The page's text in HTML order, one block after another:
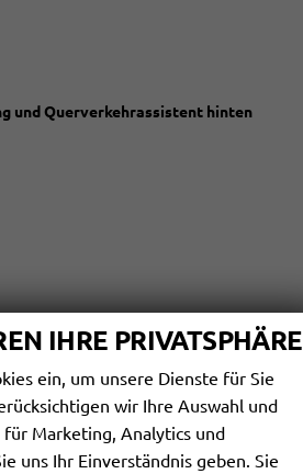
und Querverkehrassistent hinten
IHRE PRIVATSPHÄRE
ein, um unsere Dienste für Sie
wir Ihre Auswahl und
Marketing, Analytics und
uns Ihr Einverständnis geben. Sie